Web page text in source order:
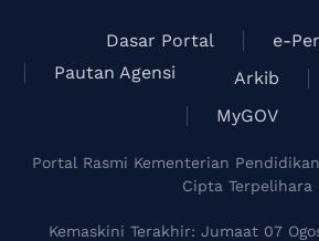
Dasar Portal
e-
Pautan Agensi
Arkib
MyGOV
Portal Rasmi Kementerian
Cipta Terpelihara
Kemaskini Terakhir: Jumaat 07